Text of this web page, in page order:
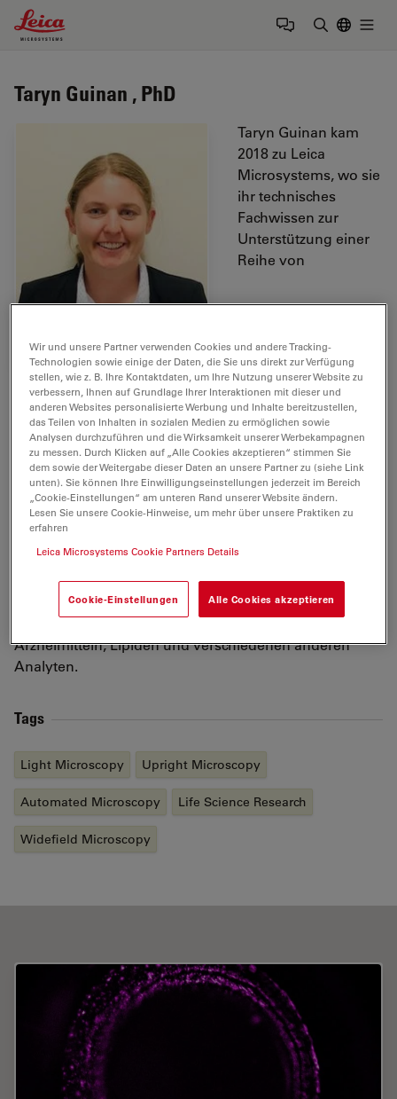
Leica Microsystems Logo
Taryn Guinan , PhD
Taryn Guinan kam
2018 zu Leica
Microsystems, wo sie
ihr technisches
Fachwissen zur
Unterstützung einer
Reihe von
Bildgebungslösungen einsetzt, darunter fortschrittliche
Widefield-, Konfokal-, Super-Resolution- und
Lichtblattmikroskopie sowie Bildanalyse. Taryn
promovierte 2015 an der University of South Australia
in Ingenieurwissenschaften (Materialien und
analytische Chemie). Ihre Doktorarbeit konzentrierte
sich auf die Entwicklung nanostrukturierter poröser
Erkennung und Abbildung von Biomolekülen. Als
Postdoktorandin an der Monash University entwickelte
sie hochmoderne Massenspektrometrie-
Bildgebungstechnologien zum Nachweis von
Arzneimitteln, Lipiden und verschiedenen anderen
Analyten.
Tags
Light Microscopy Upright Microscopy
Automated Microscopy Life Science Research
Widefield Microscopy
Wir und unsere Partner verwenden Cookies und andere Tracking-
Technologien sowie einige der Daten, die Sie uns direkt zur Verfügung
stellen, wie z. B. Ihre Kontaktdaten, um Ihre Nutzung unserer Website zu
verbessern, Ihnen auf Grundlage Ihrer Interaktionen mit dieser und
anderen Websites personalisierte Werbung und Inhalte bereitzustellen,
das Teilen von Inhalten in sozialen Medien zu ermöglichen sowie
Analysen durchzuführen und die Wirksamkeit unserer Werbekampagnen
zu messen. Durch Klicken auf „Alle Cookies akzeptieren“ stimmen Sie
dem sowie der Weitergabe dieser Daten an unsere Partner zu (siehe Link
unten). Sie können Ihre Einwilligungseinstellungen jederzeit im Bereich
„Cookie-Einstellungen“ am unteren Rand unserer Website ändern.
Lesen Sie unsere Cookie-Hinweise, um mehr über unsere Praktiken zu
erfahren
Leica Microsystems Cookie Partners Details
Cookie-Einstellungen Alle Cookies akzeptieren